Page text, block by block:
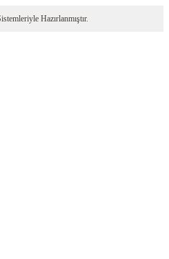
Hazırlanmıştır.